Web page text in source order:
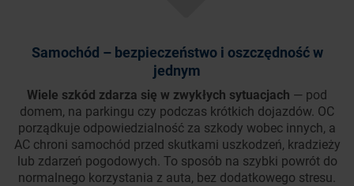
Samochód – bezpieczeństwo i oszczędność w
jednym
Wiele szkód zdarza się w zwykłych sytuacjach — pod
domem, na parkingu czy podczas krótkich dojazdów. OC
porządkuje odpowiedzialność za szkody wobec innych, a
AC chroni samochód przed skutkami uszkodzeń, kradzieży
lub zdarzeń pogodowych. To sposób na szybki powrót do
normalnego korzystania z auta, bez dodatkowego stresu.